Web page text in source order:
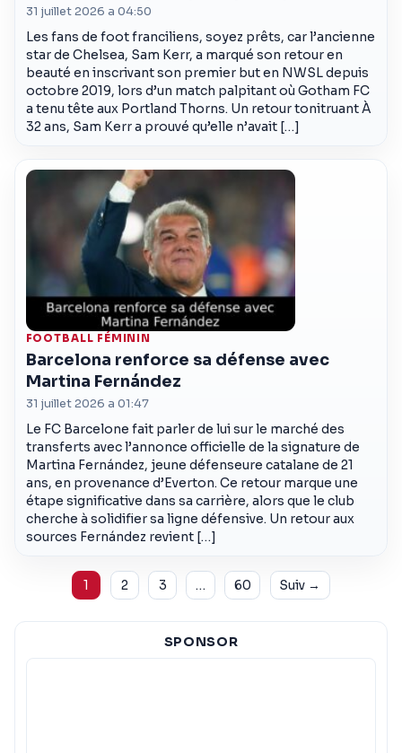
31 juillet 2026 a 04:50
Les fans de foot franciliens, soyez prêts, car l’ancienne
star de Chelsea, Sam Kerr, a marqué son retour en
beauté en inscrivant son premier but en NWSL depuis
octobre 2019, lors d’un match palpitant où Gotham FC
a tenu tête aux Portland Thorns. Un retour tonitruant À
32 ans, Sam Kerr a prouvé qu’elle n’avait […]
FOOTBALL FÉMININ
Barcelona renforce sa défense avec
Martina Fernández
31 juillet 2026 a 01:47
Le FC Barcelone fait parler de lui sur le marché des
transferts avec l’annonce officielle de la signature de
Martina Fernández, jeune défenseure catalane de 21
ans, en provenance d’Everton. Ce retour marque une
étape significative dans sa carrière, alors que le club
cherche à solidifier sa ligne défensive. Un retour aux
sources Fernández revient […]
Pagination
1 2 3 … 60 Suiv →
SPONSOR